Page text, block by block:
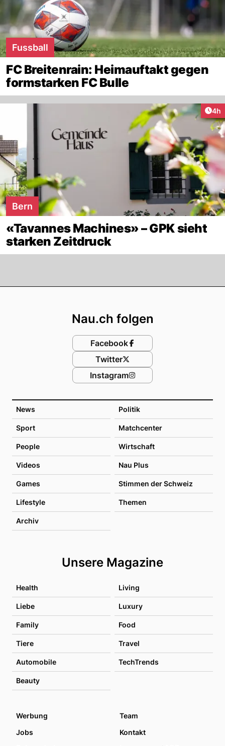
Fussball
FC Breitenrain: Heimauftakt gegen
formstarken FC Bulle
4h
Bern
«Tavannes Machines» – GPK sieht
starken Zeitdruck
News Politik
Sport Matchcenter
People Wirtschaft
Videos Nau Plus
Games Stimmen der Schweiz
Lifestyle Themen
Archiv
Unsere Magazine
Health Living
Liebe Luxury
Family Food
Tiere Travel
Automobile TechTrends
Beauty
Nau.ch folgen
Facebook
Twitter
Instagram
Werbung
Team
Jobs
Kontakt